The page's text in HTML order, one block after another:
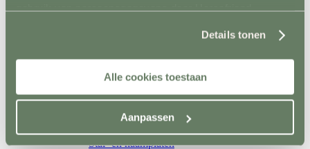
gebruik van persoonsgegevens door Horsefriend
Details tonen
Alle cookies toestaan
Aanpassen
Stalinrichting
Terug
Drinkbakken
Ruiven en Slowfeeders
Stal- en naamplaten